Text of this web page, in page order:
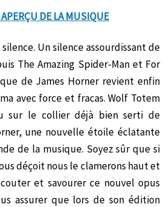
DE LA MUSIQUE
Un silence assourdissant de
The Amazing Spider-Man et For
de James Horner revient enfin
avec force et fracas. Wolf Totem
sur le collier déjà bien serti de
une nouvelle étoile éclatante
de la musique. Soyez sûr que si
déçoit nous le clamerons haut et
et savourer ce nouvel opus
assurer que lors de son édition